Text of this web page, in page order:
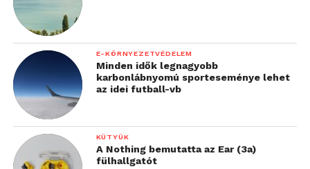
E-KÖRNYEZETVÉDELEM
Minden idők legnagyobb
karbonlábnyomú sporteseménye lehet
az idei futball-vb
KÜTYÜK
A Nothing bemutatta az Ear (3a)
fülhallgatót